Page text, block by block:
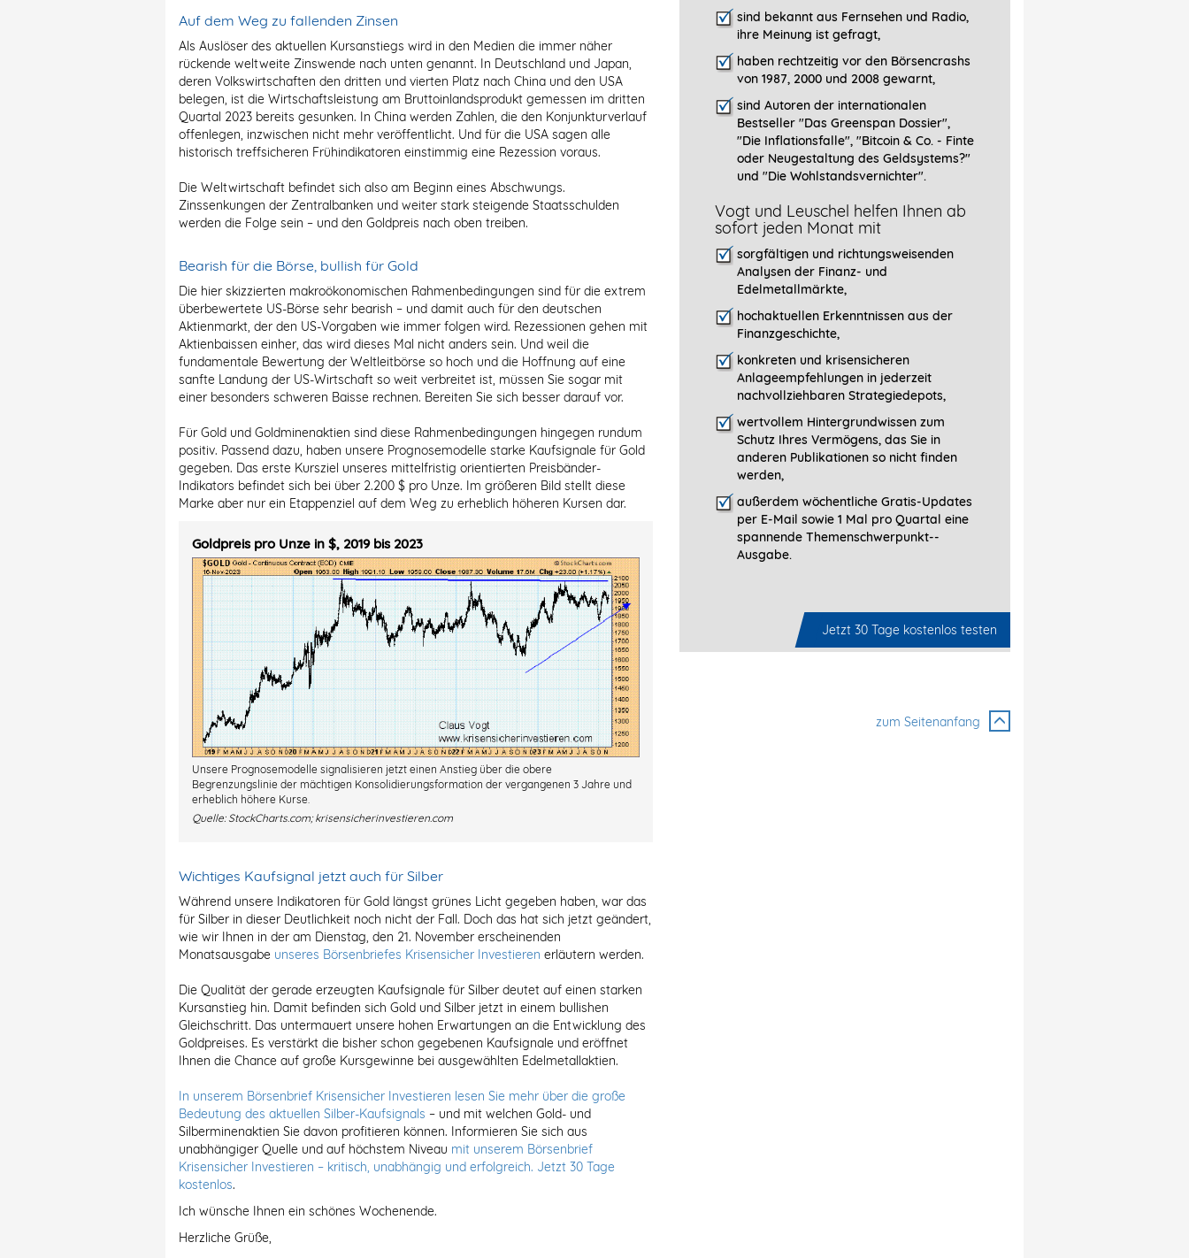
Auf dem Weg zu fallenden Zinsen
Als Auslöser des aktuellen Kursanstiegs wird in den Medien die immer näher
rückende weltweite Zinswende nach unten genannt. In Deutschland und Japan,
deren Volkswirtschaften den dritten und vierten Platz nach China und den USA
belegen, ist die Wirtschaftsleistung am Bruttoinlandsprodukt gemessen im dritten
Quartal 2023 bereits gesunken. In China werden Zahlen, die den Konjunkturverlauf
offenlegen, inzwischen nicht mehr veröffentlicht. Und für die USA sagen alle
historisch treffsicheren Frühindikatoren einstimmig eine Rezession voraus.
Die Weltwirtschaft befindet sich also am Beginn eines Abschwungs.
Zinssenkungen der Zentralbanken und weiter stark steigende Staatsschulden
werden die Folge sein – und den Goldpreis nach oben treiben.
Bearish für die Börse, bullish für Gold
Die hier skizzierten makroökonomischen Rahmenbedingungen sind für die extrem
überbewertete US-Börse sehr bearish – und damit auch für den deutschen
Aktienmarkt, der den US-Vorgaben wie immer folgen wird. Rezessionen gehen mit
Aktienbaissen einher, das wird dieses Mal nicht anders sein. Und weil die
fundamentale Bewertung der Weltleitbörse so hoch und die Hoffnung auf eine
sanfte Landung der US-Wirtschaft so weit verbreitet ist, müssen Sie sogar mit
einer besonders schweren Baisse rechnen. Bereiten Sie sich besser darauf vor.
Für Gold und Goldminenaktien sind diese Rahmenbedingungen hingegen rundum
positiv. Passend dazu, haben unsere Prognosemodelle starke Kaufsignale für Gold
gegeben. Das erste Kursziel unseres mittelfristig orientierten Preisbänder-
Indikators befindet sich bei über 2.200 $ pro Unze. Im größeren Bild stellt diese
Marke aber nur ein Etappenziel auf dem Weg zu erheblich höheren Kursen dar.
Goldpreis pro Unze in $, 2019 bis 2023
Unsere Prognosemodelle signalisieren jetzt einen Anstieg über die obere
Begrenzungslinie der mächtigen Konsolidierungsformation der vergangenen 3 Jahre und
erheblich höhere Kurse.
Quelle: StockCharts.com; krisensicherinvestieren.com
Wichtiges Kaufsignal jetzt auch für Silber
Während unsere Indikatoren für Gold längst grünes Licht gegeben haben, war das
für Silber in dieser Deutlichkeit noch nicht der Fall. Doch das hat sich jetzt geändert,
wie wir Ihnen in der am Dienstag, den 21. November erscheinenden
Monatsausgabe unseres Börsenbriefes Krisensicher Investieren erläutern werden.
Die Qualität der gerade erzeugten Kaufsignale für Silber deutet auf einen starken
Kursanstieg hin. Damit befinden sich Gold und Silber jetzt in einem bullishen
Gleichschritt. Das untermauert unsere hohen Erwartungen an die Entwicklung des
Goldpreises. Es verstärkt die bisher schon gegebenen Kaufsignale und eröffnet
Ihnen die Chance auf große Kursgewinne bei ausgewählten Edelmetallaktien.
In unserem Börsenbrief Krisensicher Investieren lesen Sie mehr über die große
Bedeutung des aktuellen Silber-Kaufsignals – und mit welchen Gold- und
Silberminenaktien Sie davon profitieren können. Informieren Sie sich aus
unabhängiger Quelle und auf höchstem Niveau mit unserem Börsenbrief
Krisensicher Investieren – kritisch, unabhängig und erfolgreich. Jetzt 30 Tage
kostenlos.
Ich wünsche Ihnen ein schönes Wochenende.
Herzliche Grüße,
sind bekannt aus Fernsehen und Radio,
ihre Meinung ist gefragt,
haben rechtzeitig vor den Börsencrashs
von 1987, 2000 und 2008 gewarnt,
sind Autoren der internationalen
Bestseller "Das Greenspan Dossier",
"Die Inflationsfalle", "Bitcoin & Co. - Finte
oder Neugestaltung des Geldsystems?"
und "Die Wohlstandsvernichter".
Vogt und Leuschel helfen Ihnen ab
sofort jeden Monat mit
sorgfältigen und richtungsweisenden
Analysen der Finanz- und
Edelmetallmärkte,
hochaktuellen Erkenntnissen aus der
Finanzgeschichte,
konkreten und krisensicheren
Anlageempfehlungen in jederzeit
nachvollziehbaren Strategiedepots,
wertvollem Hintergrundwissen zum
Schutz Ihres Vermögens, das Sie in
anderen Publikationen so nicht finden
werden,
außerdem wöchentliche Gratis-Updates
per E-Mail sowie 1 Mal pro Quartal eine
spannende Themenschwerpunkt-­
Ausgabe.
Jetzt 30 Tage kostenlos testen
zum Seitenanfang